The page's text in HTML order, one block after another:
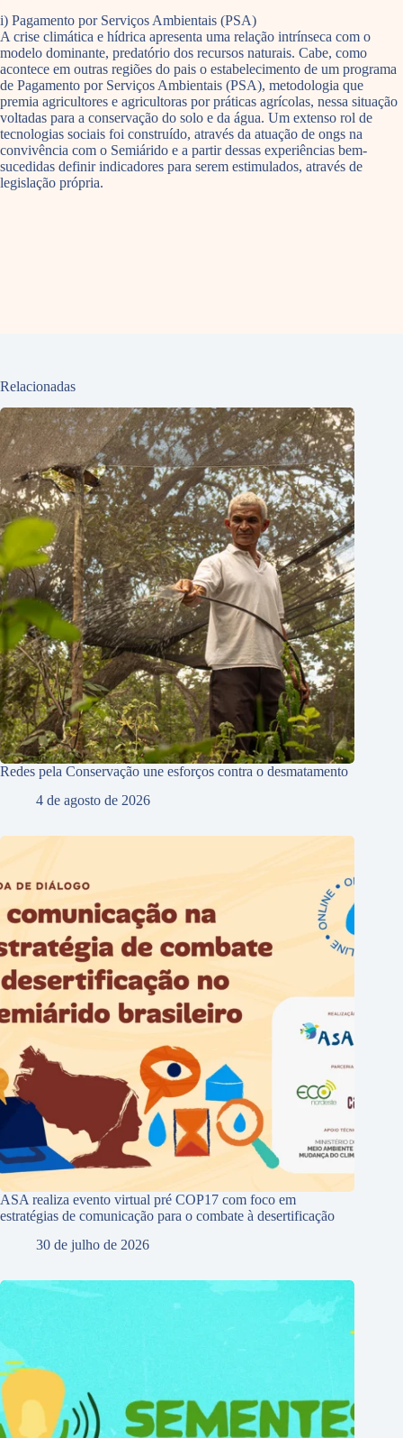
i) Pagamento por Serviços Ambientais (PSA)
A crise climática e hídrica apresenta uma relação intrínseca com o
modelo dominante, predatório dos recursos naturais. Cabe, como
acontece em outras regiões do pais o estabelecimento de um programa
de Pagamento por Serviços Ambientais (PSA), metodologia que
premia agricultores e agricultoras por práticas agrícolas, nessa situação
voltadas para a conservação do solo e da água. Um extenso rol de
tecnologias sociais foi construído, através da atuação de ongs na
convivência com o Semiárido e a partir dessas experiências bem-
sucedidas definir indicadores para serem estimulados, através de
legislação própria.
Relacionadas
Redes pela Conservação une esforços contra o desmatamento
4 de agosto de 2026
ASA realiza evento virtual pré COP17 com foco em
estratégias de comunicação para o combate à desertificação
30 de julho de 2026